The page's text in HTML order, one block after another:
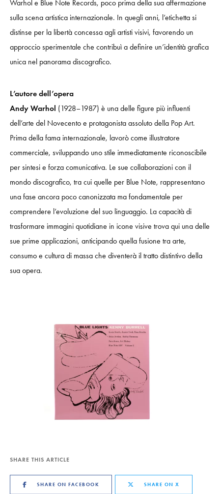
Warhol e Blue Note Records, poco prima della sua affermazione
sulla scena artistica internazionale. In quegli anni, l’etichetta si
distinse per la libertà concessa agli artisti visivi, favorendo un
approccio sperimentale che contribuì a definire un’identità grafica
unica nel panorama discografico.
L’autore dell’opera
Andy Warhol (1928–1987) è una delle figure più influenti
dell’arte del Novecento e protagonista assoluto della Pop Art.
Prima della fama internazionale, lavorò come illustratore
commerciale, sviluppando uno stile immediatamente riconoscibile
per sintesi e forza comunicativa. Le sue collaborazioni con il
mondo discografico, tra cui quelle per Blue Note, rappresentano
una fase ancora poco canonizzata ma fondamentale per
comprendere l’evoluzione del suo linguaggio. La capacità di
trasformare immagini quotidiane in icone visive trova qui una delle
sue prime applicazioni, anticipando quella fusione tra arte,
consumo e cultura di massa che diventerà il tratto distintivo della
sua opera.
SHARE THIS ARTICLE
SHARE ON FACEBOOK SHARE ON X